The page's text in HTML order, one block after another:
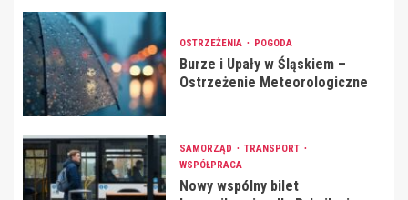
OSTRZEŻENIA POGODA
Burze i Upały w Śląskiem –
Ostrzeżenie Meteorologiczne
SAMORZĄD
TRANSPORT
WSPÓŁPRACA
Nowy wspólny bilet